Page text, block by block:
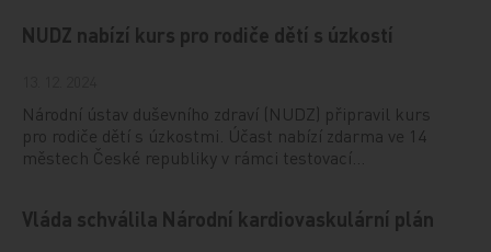
NUDZ nabízí kurs pro rodiče dětí s úzkostí
Národní ústav duševního zdraví (NUDZ) připravil kurs
pro rodiče dětí s úzkostmi. Účast nabízí zdarma ve 14
městech České republiky v rámci testovací…
Vláda schválila Národní kardiovaskulární plán